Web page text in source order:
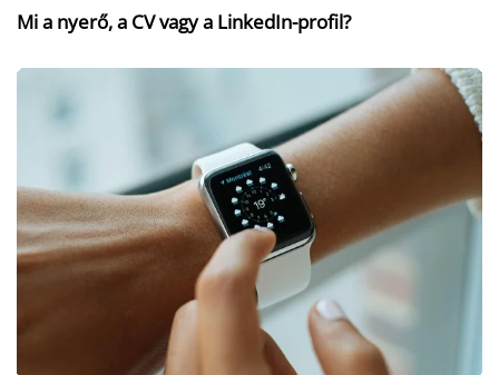
Mi a nyerő, a CV vagy a LinkedIn-profil?